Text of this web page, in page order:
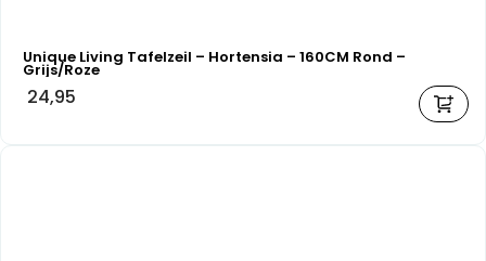
Unique Living Tafelzeil – Hortensia – 160CM Rond –
Grijs/Roze
24,95